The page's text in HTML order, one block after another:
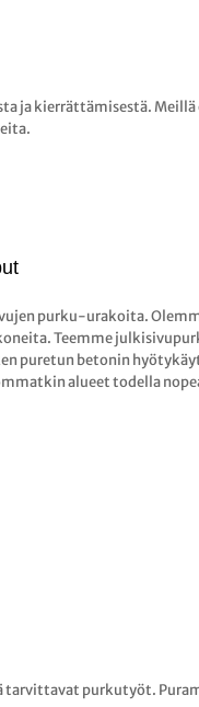
ja kierrättämisestä.
purku-urakoita.
Teemme
puretun betonin
alueet todella
purkutyöt.